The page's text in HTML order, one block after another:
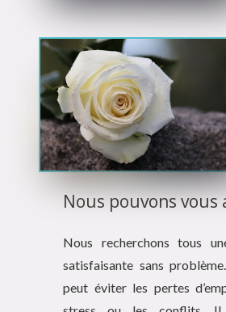
Nous pouvons vous
Nous recherchons tous
satisfaisante sans
peut éviter les pertes